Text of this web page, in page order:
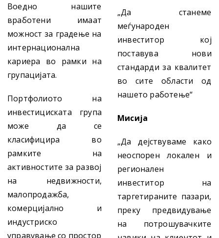
Воедно нашите
вработени имаат
можност за градење на
интернационална
кариера во рамки на
групацијата.
Портфолиото на
инвестициската група
може да се
класифицира во
рамките на
активностите за развој
на недвижности,
малопродажба,
комерцијално и
индустриско
управување со простор
„Да станеме
меѓународен
инвеститор кој
поставува нови
стандарди за квалитет
во сите области од
нашето работење“
Мисија
„Да дејствуваме како
неоспорен локален и
регионален
инвеститор на
таргетираните пазари,
преку предвидување
на потрошувачките